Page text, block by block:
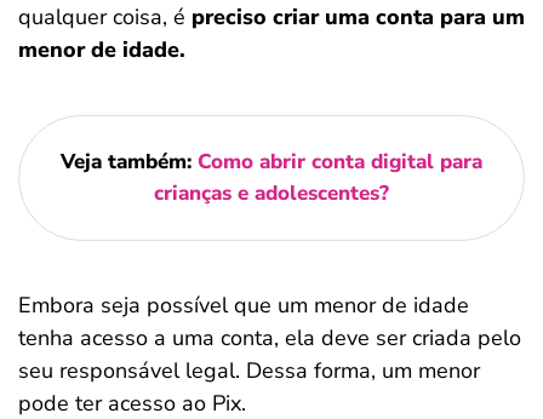
qualquer coisa, é preciso criar uma conta para um
menor de idade.
Veja também: Como abrir conta digital para
crianças e adolescentes?
Embora seja possível que um menor de idade
tenha acesso a uma conta, ela deve ser criada pelo
seu responsável legal. Dessa forma, um menor
pode ter acesso ao Pix.